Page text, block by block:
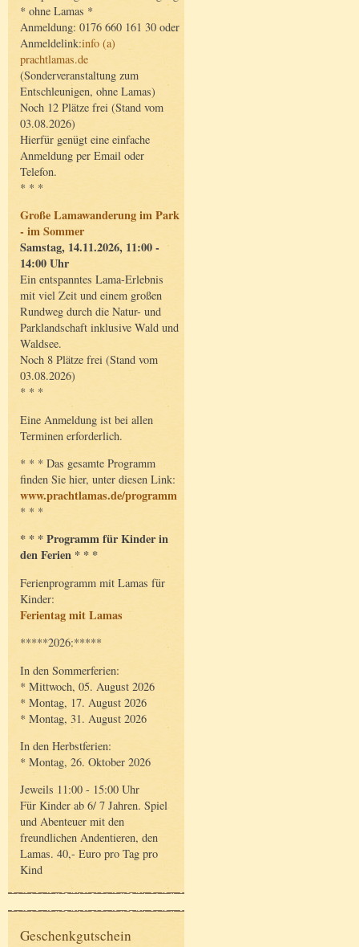
* ohne Lamas *
Anmeldung: 0176 660 161 30 oder
Anmeldelink:info (a)
prachtlamas.de
(Sonderveranstaltung zum
Entschleunigen, ohne Lamas)
Noch 12 Plätze frei (Stand vom
03.08.2026)
Hierfür genügt eine einfache
Anmeldung per Email oder
Telefon.
* * *
Große Lamawanderung im Park
- im Sommer
Samstag, 14.11.2026, 11:00 -
14:00 Uhr
Ein entspanntes Lama-Erlebnis
mit viel Zeit und einem großen
Rundweg durch die Natur- und
Parklandschaft inklusive Wald und
Waldsee.
Noch 8 Plätze frei (Stand vom
03.08.2026)
* * *
Eine Anmeldung ist bei allen
Terminen erforderlich.
* * * Das gesamte Programm
finden Sie hier, unter diesen Link:
www.prachtlamas.de/programm
* * *
* * * Programm für Kinder in
den Ferien * * *
Ferienprogramm mit Lamas für
Kinder:
Ferientag mit Lamas
*****2026:*****
In den Sommerferien:
* Mittwoch, 05. August 2026
* Montag, 17. August 2026
* Montag, 31. August 2026
In den Herbstferien:
* Montag, 26. Oktober 2026
Jeweils 11:00 - 15:00 Uhr
Für Kinder ab 6/ 7 Jahren. Spiel
und Abenteuer mit den
freundlichen Andentieren, den
Lamas. 40,- Euro pro Tag pro
Kind
Geschenkgutschein